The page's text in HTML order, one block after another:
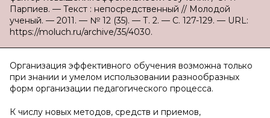
Парпиев. — Текст : непосредственный // Молодой
ученый. — 2011. — № 12 (35). — Т. 2. — С. 127-129. — URL:
https://moluch.ru/archive/35/4030.
Организация эффективного обучения возможна только
при знании и умелом использовании разнообразных
форм организации педагогического процесса.
К числу новых методов, средств и приемов,